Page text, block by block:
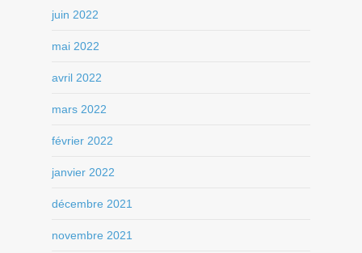
juin 2022
mai 2022
avril 2022
mars 2022
février 2022
janvier 2022
décembre 2021
novembre 2021